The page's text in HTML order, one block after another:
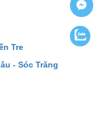
Tre
- Sóc Trăng